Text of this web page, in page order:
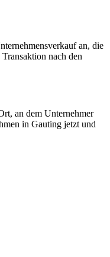
an, die
nach den
an dem Unternehmer
in Gauting jetzt und